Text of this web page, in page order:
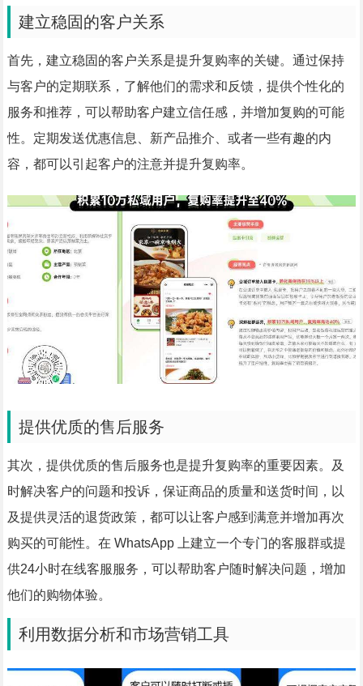
建立稳固的客户关系
首先，建立稳固的客户关系是提升复购率的关键。通过保持
与客户的定期联系，了解他们的需求和反馈，提供个性化的
服务和推荐，可以帮助客户建立信任感，并增加复购的可能
性。定期发送优惠信息、新产品推介、或者一些有趣的内
容，都可以引起客户的注意并提升复购率。
提供优质的售后服务
其次，提供优质的售后服务也是提升复购率的重要因素。及
时解决客户的问题和投诉，保证商品的质量和送货时间，以
及提供灵活的退货政策，都可以让客户感到满意并增加再次
购买的可能性。在 WhatsApp 上建立一个专门的客服群或提
供24小时在线客服服务，可以帮助客户随时解决问题，增加
他们的购物体验。
利用数据分析和市场营销工具